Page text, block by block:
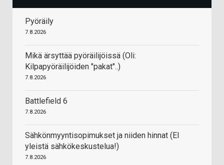
Pyöräily
7.8.2026
Mikä ärsyttää pyöräilijöissä (Oli:
Kilpapyöräilijöiden "pakat"..)
7.8.2026
Battlefield 6
7.8.2026
Sähkönmyyntisopimukset ja niiden hinnat (EI
yleistä sähkökeskustelua!)
7.8.2026